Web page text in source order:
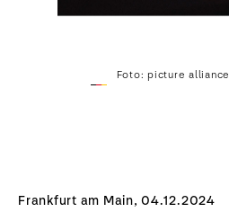
Foto: picture alliance
Frankfurt am Main, 04.12.2024